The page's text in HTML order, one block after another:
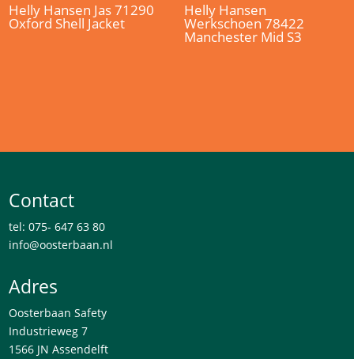
Helly Hansen Jas 71290
Oxford Shell Jacket
Helly Hansen
Werkschoen 78422
Manchester Mid S3
Contact
tel: 075- 647 63 80
info@oosterbaan.nl
Adres
Oosterbaan Safety
Industrieweg 7
1566 JN Assendelft